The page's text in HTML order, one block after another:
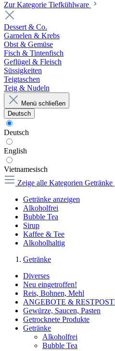
Zur Kategorie Tiefkühlware
Dessert & Co.
Garnelen & Krebs
Obst & Gemüse
Fisch & Tintenfisch
Geflügel & Fleisch
Süssigkeiten
Teigtaschen
Teig & Nudeln
Menü schließen
Deutsch
Deutsch
English
Vietnamesisch
Zeige alle Kategorien Getränke
Getränke anzeigen
Alkoholfrei
Bubble Tea
Sirup
Kaffee & Tee
Alkoholhaltig
Getränke
Diverses
Neu eingetroffen!
Reis, Bohnen, Mehl
ANGEBOTE &
Gewürze, Saucen, Pasten
Getrocknete Produkte
Getränke
Alkoholfrei
Bubble Tea